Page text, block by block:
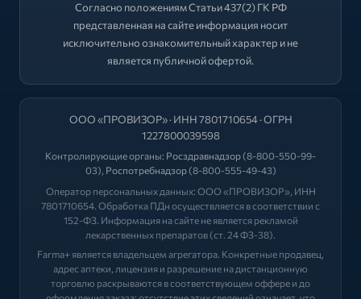
Согласно положениям Статьи 437(2) ГК РФ
представленная на сайте информация носит
исключительно ознакомительный характер и не
является публичной офертой.
ООО «ПРОВИЗОР» · ИНН 7801710654 · ОГРН
1227800039598
Контролирующие органы: Росздравнадзор(8-800-550-99-
03), Роспотребнадзор(8-800-555-49-43)
Оператор персональных данных: ООО «ПРОВИЗОР», ИНН
7801710654. Обработка ПДн осуществляется в соответствии с
152-ФЗ. Информация на сайте не является рекламой
лекарственных препаратов (ст. 24 ФЗ-38).
Farma+ является владельцем агрегатора. Конкретные продавец,
адрес аптеки, лицензия и разрешение на дистанционную
торговлю раскрываются в соответствующем оффере и до